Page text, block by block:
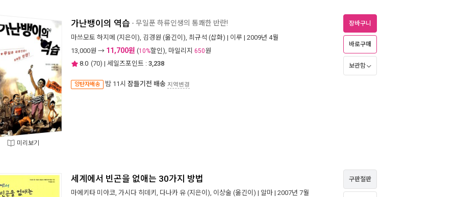
미리보기
가난뱅이의 역습 - 무일푼 하류인생의 통쾌한 반란!
마쓰모토 하지메 (지은이), 김경원 (옮긴이), 최규석 (삽화) | 이루 | 2009년 4월
13,000원 → 11,700원 (10%할인), 마일리지 650원
8.0 (70) | 세일즈포인트 : 3,238
양탄자배송 밤 11시 잠들기전 배송 지역변경
장바구니
바로구매
보관함
세계에서 빈곤을 없애는 30가지 방법
마에키타 미야코, 가시다 히데키 , 다나카 유 (지은이), 이상술 (옮긴이) | 알마 | 2007년 7월
구판절판